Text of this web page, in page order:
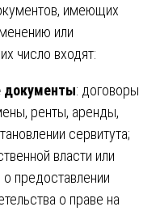
имеющих
или
число входят:
документы: договоры
ренты, аренды,
сервитута;
власти или
предоставлении
о праве на